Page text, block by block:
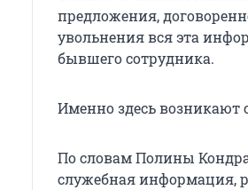
предложения,
увольнения вся эта
бывшего сотрудника.
Именно здесь
По словам Полины
служебная информация,